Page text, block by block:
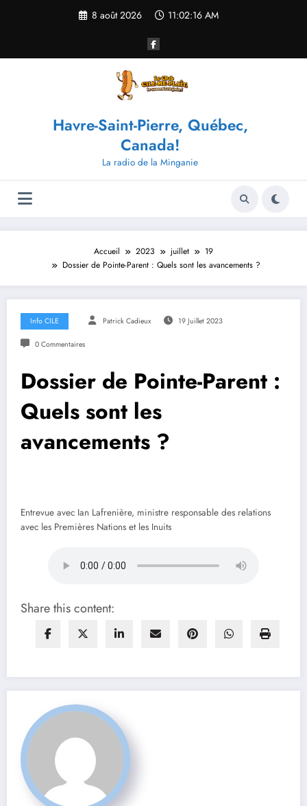
8 août 2026 11:02:16 AM
Havre-Saint-Pierre, Québec,
Canada!
La radio de la Minganie
Accueil 2023 juillet
19
Dossier de Pointe-Parent : Quels sont les avancements ?
Info CILE Patrick Cadieux 19 Juillet 2023
0 Commentaires
Dossier de Pointe-Parent :
Quels sont les
avancements ?
Entrevue avec Ian Lafrenière, ministre responsable des relations
avec les Premières Nations et les Inuits
Share this content: